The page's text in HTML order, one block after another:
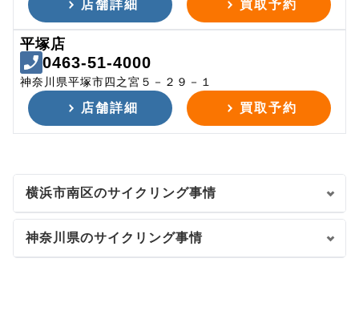
店舗詳細 買取予約
平塚店
0463-51-4000
神奈川県平塚市四之宮５－２９－１
店舗詳細 買取予約
横浜市南区のサイクリング事情
神奈川県のサイクリング事情